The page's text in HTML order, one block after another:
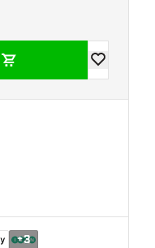
Zur
+3